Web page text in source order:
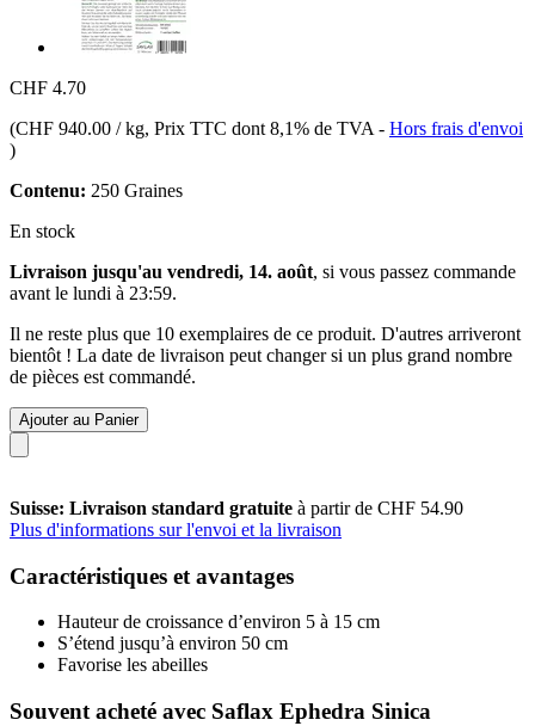
CHF 4.70
(CHF 940.00 / kg, Prix TTC dont 8,1% de TVA - Hors frais d'envoi
)
Contenu: 250 Graines
En stock
Livraison jusqu'au vendredi, 14. août, si vous passez commande
avant le lundi à 23:59.
Il ne reste plus que 10 exemplaires de ce produit. D'autres arriveront
bientôt ! La date de livraison peut changer si un plus grand nombre
de pièces est commandé.
Ajouter au Panier
Suisse: Livraison standard gratuite à partir de CHF 54.90
Plus d'informations sur l'envoi et la livraison
Caractéristiques et avantages
Hauteur de croissance d’environ 5 à 15 cm
S’étend jusqu’à environ 50 cm
Favorise les abeilles
Souvent acheté avec Saflax Ephedra Sinica